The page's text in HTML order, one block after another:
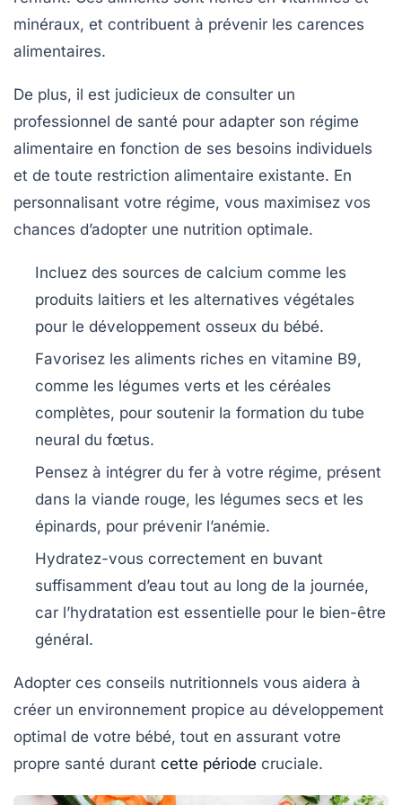
minéraux, et contribuent à prévenir les carences
alimentaires.
De plus, il est judicieux de consulter un
professionnel de santé pour adapter son régime
alimentaire en fonction de ses besoins individuels
et de toute restriction alimentaire existante. En
personnalisant votre régime, vous maximisez vos
chances d’adopter une nutrition optimale.
Incluez des sources de calcium comme les
produits laitiers et les alternatives végétales
pour le développement osseux du bébé.
Favorisez les aliments riches en vitamine B9,
comme les légumes verts et les céréales
complètes, pour soutenir la formation du tube
neural du fœtus.
Pensez à intégrer du fer à votre régime, présent
dans la viande rouge, les légumes secs et les
épinards, pour prévenir l’anémie.
Hydratez-vous correctement en buvant
suffisamment d’eau tout au long de la journée,
car l’hydratation est essentielle pour le bien-être
général.
Adopter ces conseils nutritionnels vous aidera à
créer un environnement propice au développement
optimal de votre bébé, tout en assurant votre
propre santé durant cette période cruciale.